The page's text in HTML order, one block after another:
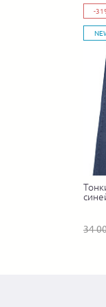
-
34